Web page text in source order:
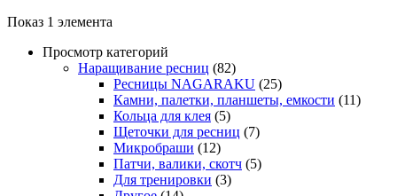
Показ 1 элемента
Просмотр категорий
Наращивание ресниц (82)
Ресницы NAGARAKU (25)
Камни, палетки, планшеты, емкости (11)
Кольца для клея (5)
Щеточки для ресниц (7)
Микробраши (12)
Патчи, валики, скотч (5)
Для тренировки (3)